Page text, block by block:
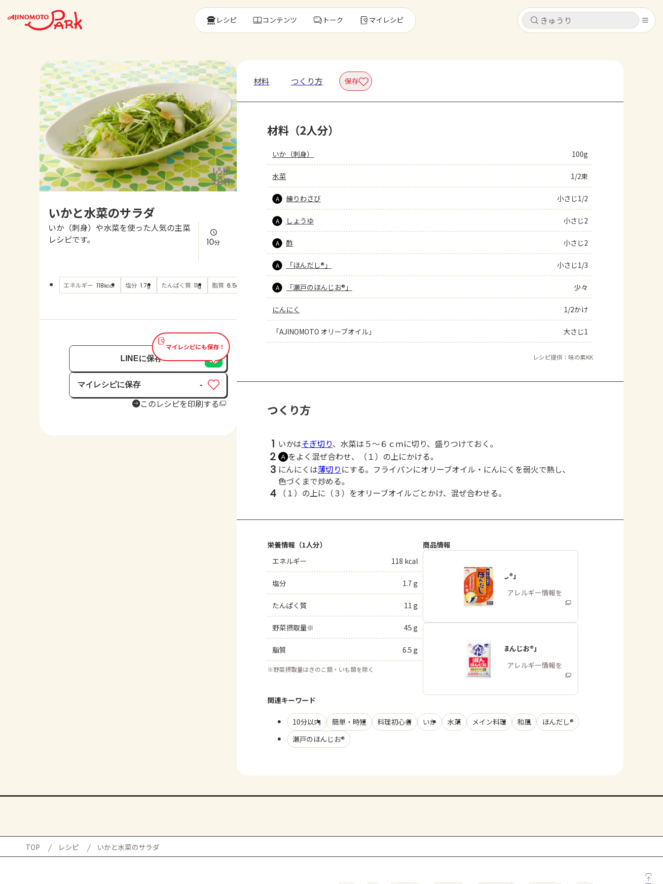
キャンセル
レシピ
トーク
よくあるお問い合わせ
AJINOMOTO PARK とは
キャンセル
レシピ コンテンツ トーク マイレシピ
いかと水菜のサラダ
いか（刺身）や水菜を使った人気の主菜
レシピです。
10分
エネルギー 118kcal 塩分 1.7g たんぱく質 11g 脂質 6.5g もっと見る
マイレシピにも保存！
LINEに保存
マイレシピに保存
保存済み
-
このレシピを印刷する
材料 つくり方 保存
材料（2人分）
いか（刺身） 100g
水菜 1/2束
A 練りわさび 小さじ1/2
A しょうゆ 小さじ2
A 酢 小さじ2
A 「ほんだし®」 小さじ1/3
A 「瀬戸のほんじお®」 少々
にんにく 1/2かけ
「AJINOMOTO オリーブオイル」 大さじ1
レシピ提供：味の素KK
つくり方
1 いかはそぎ切り、水菜は５～６ｃｍに切り、盛りつけておく。
2 Ａ をよく混ぜ合わせ、（１）の上にかける。
3 にんにくは薄切り にする。フライパンにオリーブオイル・にんにくを弱火で熱し、
色づくまで炒める。
4 （１）の上に（３）をオリーブオイルごとかけ、混ぜ合わせる。
栄養情報（1人分）
エネルギー
118 kcal
塩分 1.7 g
たんぱく質 11 g
野菜摂取量※ 45 g
脂質 6.5 g
※野菜摂取量はきのこ類・いも類を除く
商品情報
「ほんだし®」
商品・アレルギー情報を
みる
「瀬戸のほんじお®」
商品・アレルギー情報を
みる
関連キーワード
10分以内 簡単・時短 料理初心者 いか 水菜 メイン料理 和風
ほんだし®
瀬戸のほんじお®
TOP レシピ いかと水菜のサラダ